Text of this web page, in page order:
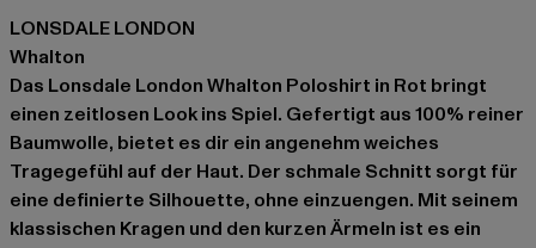
LONSDALE LONDON
Whalton
Das Lonsdale London Whalton Poloshirt in Rot bringt
einen zeitlosen Look ins Spiel. Gefertigt aus 100% reiner
Baumwolle, bietet es dir ein angenehm weiches
Tragegefühl auf der Haut. Der schmale Schnitt sorgt für
eine definierte Silhouette, ohne einzuengen. Mit seinem
klassischen Kragen und den kurzen Ärmeln ist es ein